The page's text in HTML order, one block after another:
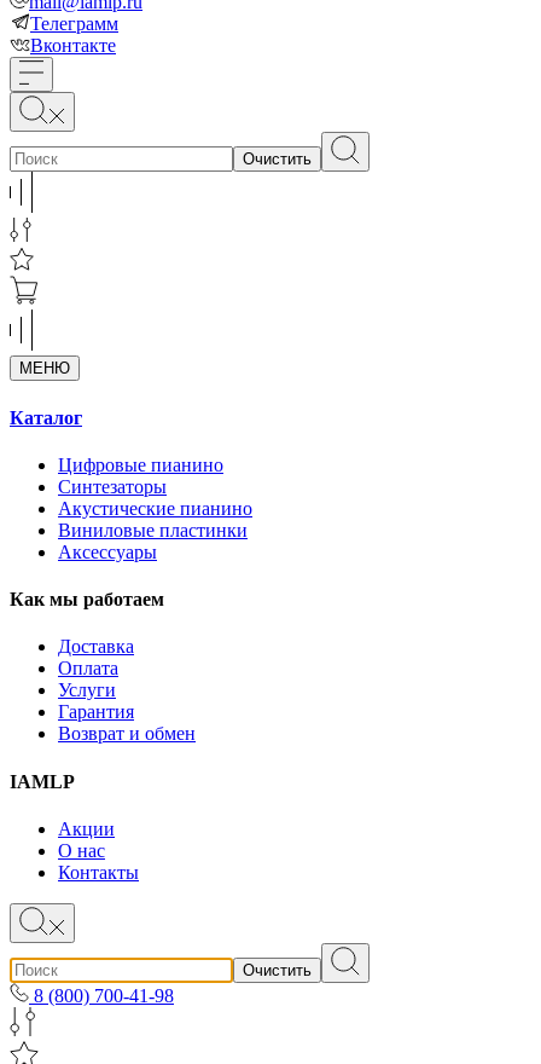
Телеграмм
Вконтакте
Очистить
МЕНЮ
Каталог
Цифровые пианино
Синтезаторы
Акустические пианино
Виниловые пластинки
Аксессуары
Как мы работаем
Доставка
Оплата
Услуги
Гарантия
Возврат и обмен
IAMLP
Акции
О нас
Контакты
Очистить
8 (800) 700-41-98